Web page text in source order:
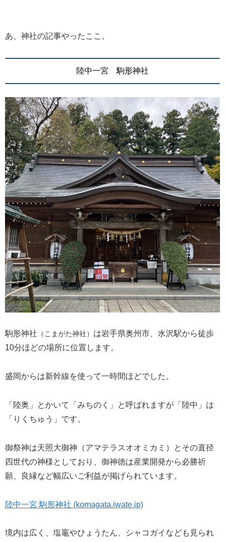
あ、神社の記事やったここ。
陸中一宮 駒形神社
駒形神社 （こまがた神社） は岩手県奥州市、水沢駅から徒歩
10分ほどの場所に位置します。
盛岡からは新幹線を使って一時間ほどでした。
「陸奥」とかいて「みちのく」と呼ばれますが「陸中」は
「りくちゅう」です。
御祭神は天照大御神（アマテラスオオミカミ）とその直径
四世代の神様としており、御神徳は産業開発から必勝祈
願、良縁など幅広いご利益が掲げられています。
陸中一宮 駒形神社 (komagata.iwate.jp)
境内は広く、塩竈やひょうたん、シャコガイなども見られ